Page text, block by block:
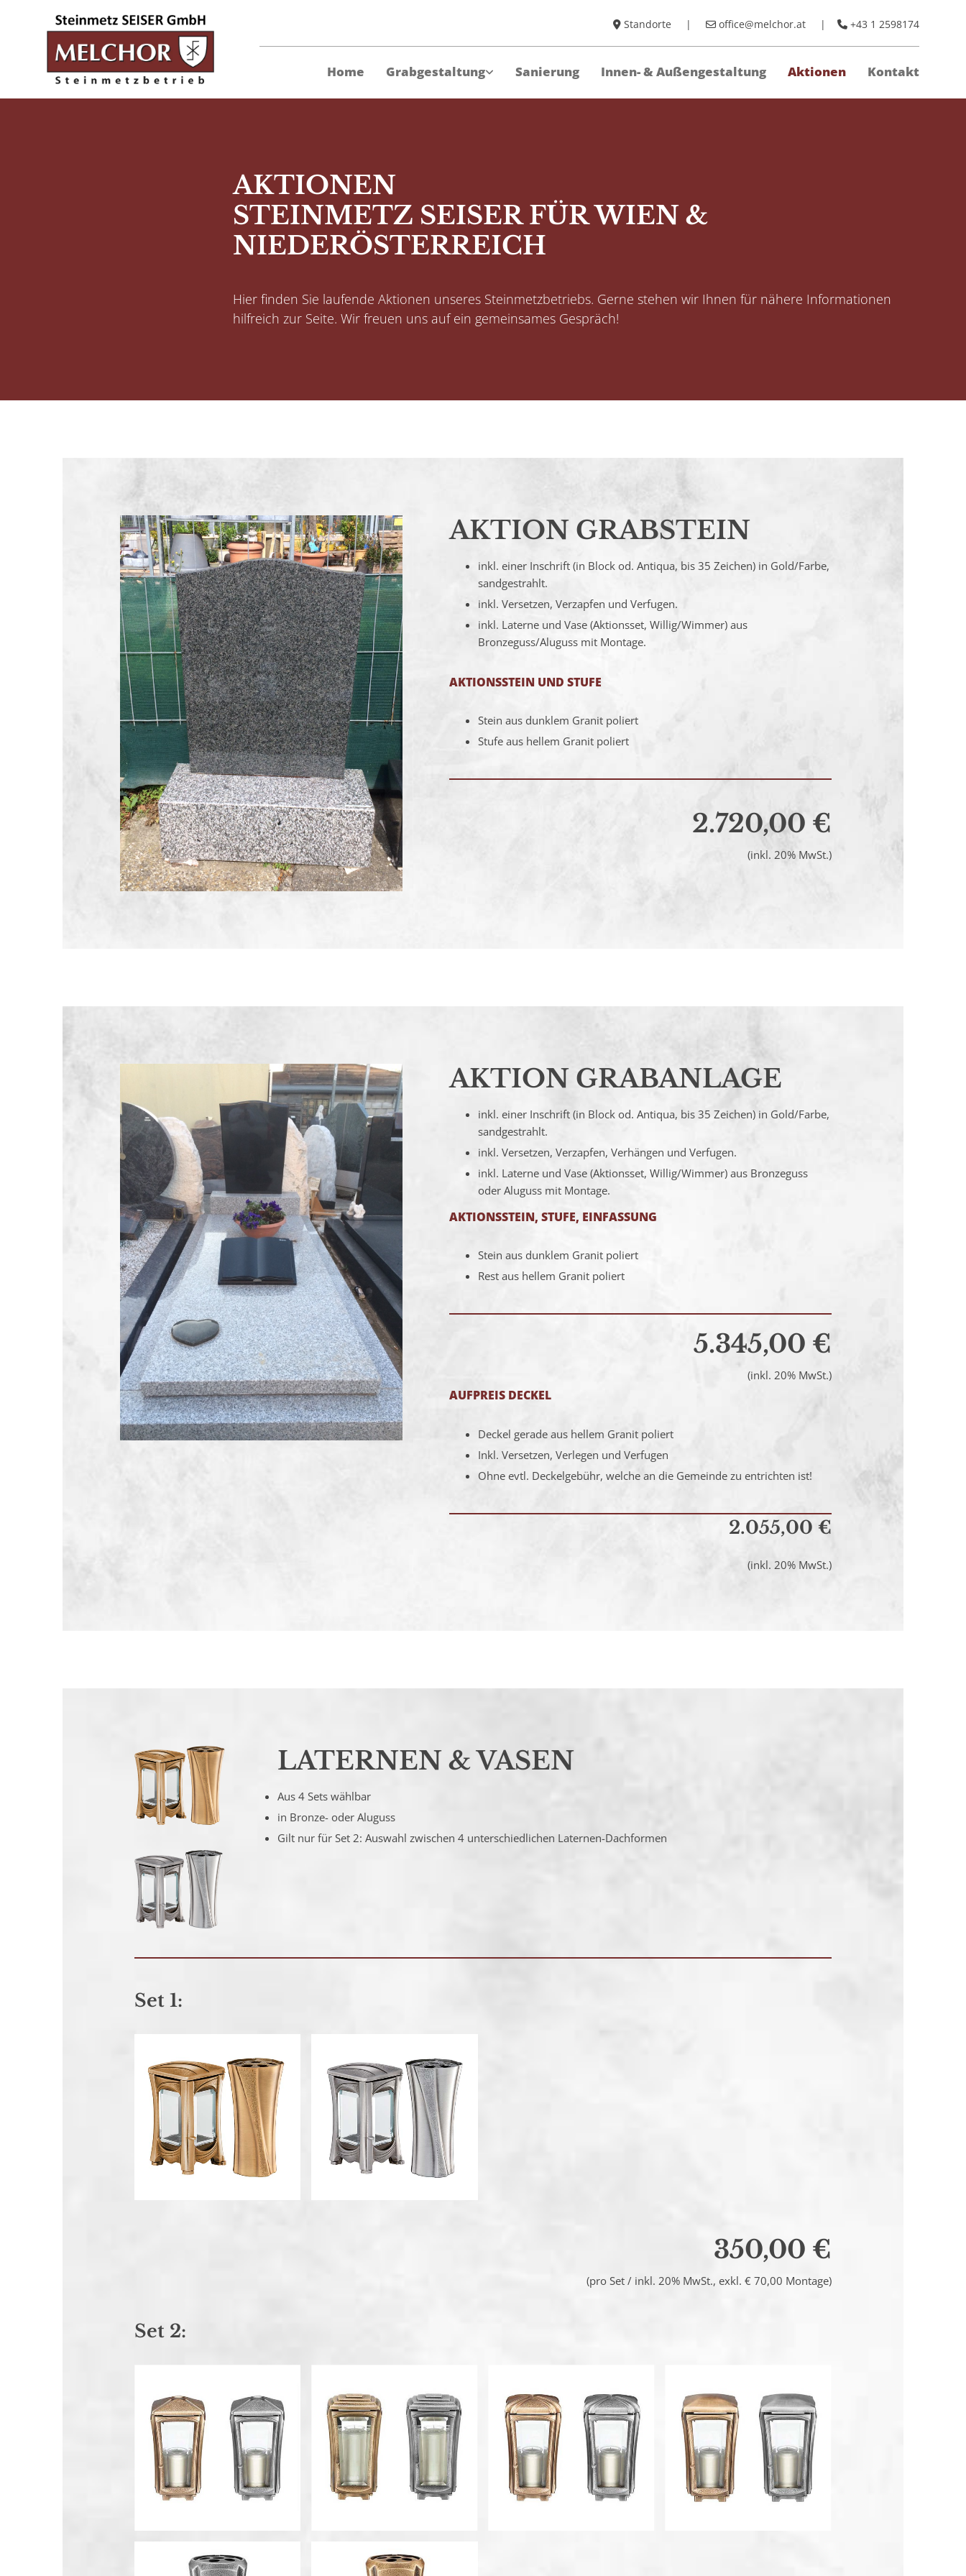
 Standorte |  office@melchor.at |  +43 1 2598174
Home Grabgestaltung Sanierung Innen- & Außengestaltung Aktionen Kontakt
AKTIONEN
STEINMETZ SEISER FÜR WIEN &
NIEDERÖSTERREICH
Hier finden Sie laufende Aktionen unseres Steinmetzbetriebs. Gerne stehen wir Ihnen für nähere Informationen
hilfreich zur Seite. Wir freuen uns auf ein gemeinsames Gespräch!
AKTION GRABSTEIN
inkl. einer Inschrift (in Block od. Antiqua, bis 35 Zeichen) in Gold/Farbe,
sandgestrahlt.
inkl. Versetzen, Verzapfen und Verfugen.
inkl. Laterne und Vase (Aktionsset, Willig/Wimmer) aus
Bronzeguss/Aluguss mit Montage.
AKTIONSSTEIN UND STUFE
Stein aus dunklem Granit poliert
Stufe aus hellem Granit poliert
2.720,00 €
(inkl. 20% MwSt.)
AKTION GRABANLAGE
inkl. einer Inschrift (in Block od. Antiqua, bis 35 Zeichen) in Gold/Farbe,
sandgestrahlt.
inkl. Versetzen, Verzapfen, Verhängen und Verfugen.
inkl. Laterne und Vase (Aktionsset, Willig/Wimmer) aus Bronzeguss
oder Aluguss mit Montage.
AKTIONSSTEIN, STUFE, EINFASSUNG
Stein aus dunklem Granit poliert
Rest aus hellem Granit poliert
5.345,00 €
(inkl. 20% MwSt.)
AUFPREIS DECKEL
Deckel gerade aus hellem Granit poliert
Inkl. Versetzen, Verlegen und Verfugen
Ohne evtl. Deckelgebühr, welche an die Gemeinde zu entrichten ist!
2.055,00 €
(inkl. 20% MwSt.)
LATERNEN & VASEN
Aus 4 Sets wählbar
in Bronze- oder Aluguss
Gilt nur für Set 2: Auswahl zwischen 4 unterschiedlichen Laternen-Dachformen
Set 1:
350,00 €
(pro Set / inkl. 20% MwSt., exkl. € 70,00 Montage)
Set 2: